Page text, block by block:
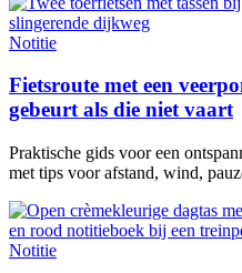
Notitie
Fietsroute met een
gebeurt als die niet vaart
Praktische gids voor een
met tips voor afstand, wind,
Notitie